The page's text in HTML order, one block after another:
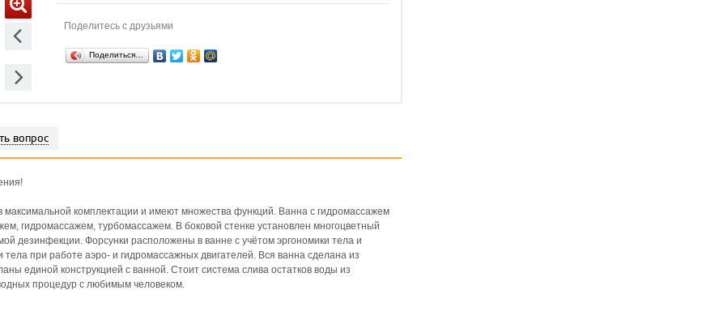
Поделитесь с друзьями
Поделиться…
вопрос
комплектации и имеют множества функций. Ванна с гидромассажем
гидромассажем, турбомассажем. В боковой стенке установлен многоцветный
дезинфекции. Форсунки расположены в ванне с учётом эргономики тела и
тела при работе аэро- и гидромассажных двигателей. Вся ванна сделана из
единой конструкцией с ванной. Стоит система слива остатков воды из
процедур с любимым человеком.